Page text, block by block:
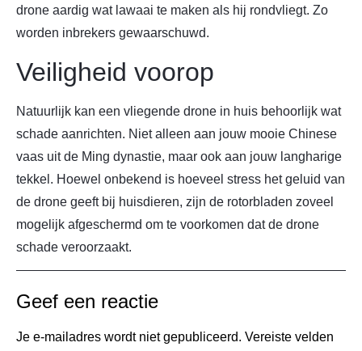
drone aardig wat lawaai te maken als hij rondvliegt. Zo
worden inbrekers gewaarschuwd.
Veiligheid voorop
Natuurlijk kan een vliegende drone in huis behoorlijk wat
schade aanrichten. Niet alleen aan jouw mooie Chinese
vaas uit de Ming dynastie, maar ook aan jouw langharige
tekkel. Hoewel onbekend is hoeveel stress het geluid van
de drone geeft bij huisdieren, zijn de rotorbladen zoveel
mogelijk afgeschermd om te voorkomen dat de drone
schade veroorzaakt.
Geef een reactie
Je e-mailadres wordt niet gepubliceerd. Vereiste velden